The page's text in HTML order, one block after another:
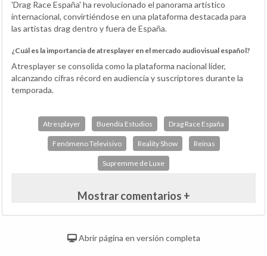
'Drag Race España' ha revolucionado el panorama artístico
internacional, convirtiéndose en una plataforma destacada para
las artistas drag dentro y fuera de España.
¿Cuál es la importancia de atresplayer en el mercado audiovisual español?
Atresplayer se consolida como la plataforma nacional líder,
alcanzando cifras récord en audiencia y suscriptores durante la
temporada.
Atresplayer Buendía Estudios Drag Race España
Fenómeno Televisivo Reality Show Reinas
Supremme de Luxe
Mostrar comentarios +
Abrir página en versión completa